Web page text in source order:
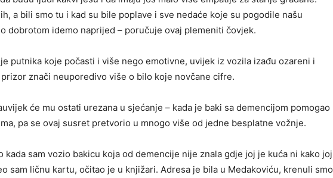
a bili smo tu i kad su bile poplave i sve nedaće koje su pogodile našu
dobrotom idemo naprijed – poručuje ovaj plemeniti čovjek.
putnika koje počasti i više nego emotivne, uvijek iz vozila izađu ozareni i
znači neuporedivo više o bilo koje novčane cifre.
će mu ostati urezana u sjećanje – kada je baki sa demencijom pomogao
pa se ovaj susret pretvorio u mnogo više od jedne besplatne vožnje.
kada sam vozio bakicu koja od demencije nije znala gdje joj je kuća ni kako joj
sam ličnu kartu, očitao je u knjižari. Adresa je bila u Medakoviću, krenuli smo